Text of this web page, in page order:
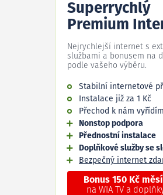
Superrychlý
Premium
Nejrychlejší internet s
službami a bonusem na
podle vašeho výběru.
Stabilní internetové
Instalace již za 1 Kč
Přechod k nám
Nonstop podpora
Přednostní instalace
Doplňkové služby se
Bezpečný internet
Bonus 150 Kč
na WIA TV a